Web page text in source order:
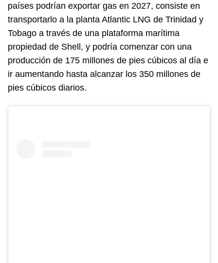
países podrían exportar gas en 2027, consiste en
transportarlo a la planta Atlantic LNG de Trinidad y
Tobago a través de una plataforma marítima
propiedad de Shell, y podría comenzar con una
producción de 175 millones de pies cúbicos al día e
ir aumentando hasta alcanzar los 350 millones de
pies cúbicos diarios.